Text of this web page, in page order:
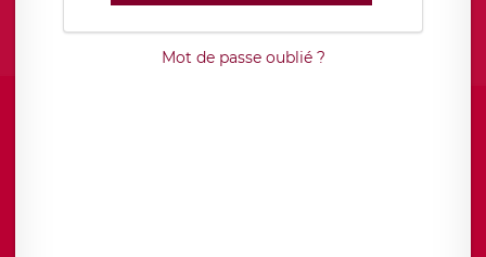
Mot de passe oublié ?